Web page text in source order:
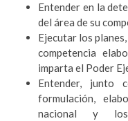
Entender en la
del área de su
Ejecutar los
competencia
imparta el Poder
Entender, junto
formulación,
nacional y los